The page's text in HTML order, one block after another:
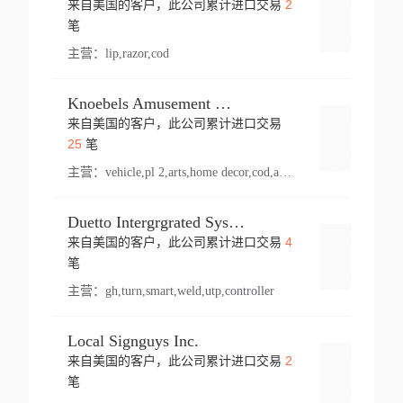
来自美国的客户，此公司累计进口交易 2
笔
主营： lip,razor,cod
Knoebels Amusement Resort
来自美国的客户，此公司累计进口交易
25笔
主营： vehicle,pl 2,arts,home decor,cod,amusement ride,sea
Duetto Intergrgrated Systems Inc.
来自美国的客户，此公司累计进口交易 4
笔
主营： gh,turn,smart,weld,utp,controller
Local Signguys Inc.
来自美国的客户，此公司累计进口交易 2
笔